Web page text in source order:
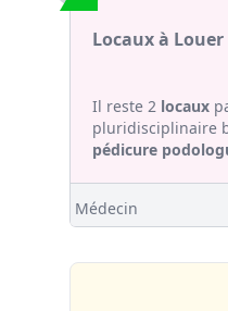
Locaux à
Il reste 2 locaux
pluridisciplinaire
pédicure
Médecin